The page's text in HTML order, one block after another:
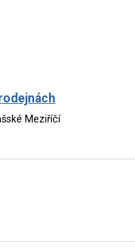
Meziříčí